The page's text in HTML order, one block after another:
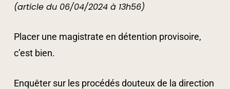
(article du 06/04/2024 à 13h56)
Placer une magistrate en détention provisoire,
c’est bien.
Enquêter sur les procédés douteux de la direction